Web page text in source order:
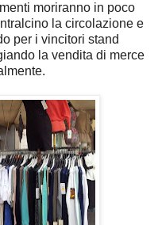
moriranno in poco
la circolazione e
per i vincitori stand
la vendita di merce